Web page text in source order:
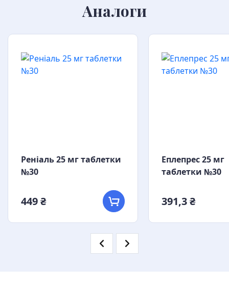
Аналоги
Реніаль 25 мг таблетки
№30
449 ₴
Еплепрес 25 мг
таблетки №30
391,3 ₴